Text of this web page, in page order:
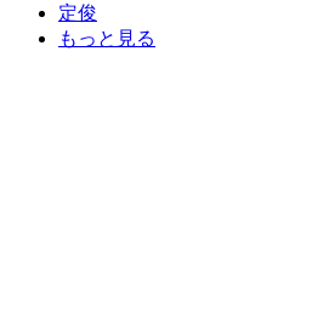
定俊
もっと見る